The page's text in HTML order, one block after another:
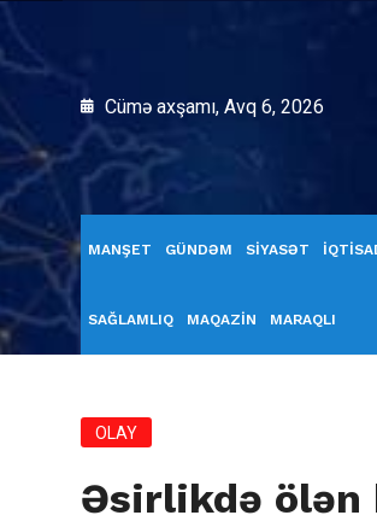
Cümə axşamı, Avq 6, 2026
MANŞET GÜNDƏM SİYASƏT
SAĞLAMLIQ MAQAZİN MARAQLI
OLAY
Əsirlikdə ölən